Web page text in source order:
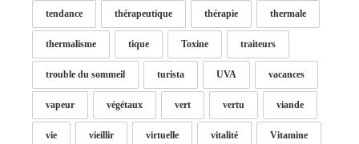
tendance thérapeutique thérapie thermale
thermalisme tique Toxine traiteurs
trouble du sommeil turista UVA vacances
vapeur végétaux vert vertu viande
vie vieillir virtuelle vitalité Vitamine